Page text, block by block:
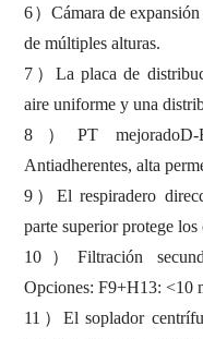
6） Cámara de
de múltiples alturas.
7 ） La placa de
aire uniforme y una
8 ） PT mejoradoD-
Antiadherentes, alta
9 ）El respiradero
parte superior protege
10 ）Filtración
Opciones: F9+H13: <10
11 ） El soplador